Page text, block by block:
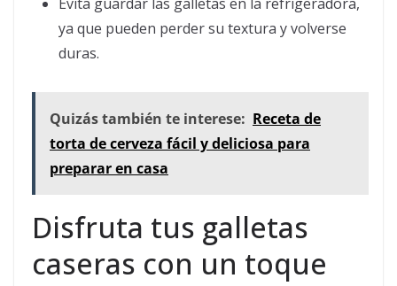
ya que pueden perder su textura y volverse
duras.
Quizás también te interese: Receta de
torta de cerveza fácil y deliciosa para
preparar en casa
Disfruta tus galletas
caseras con un toque